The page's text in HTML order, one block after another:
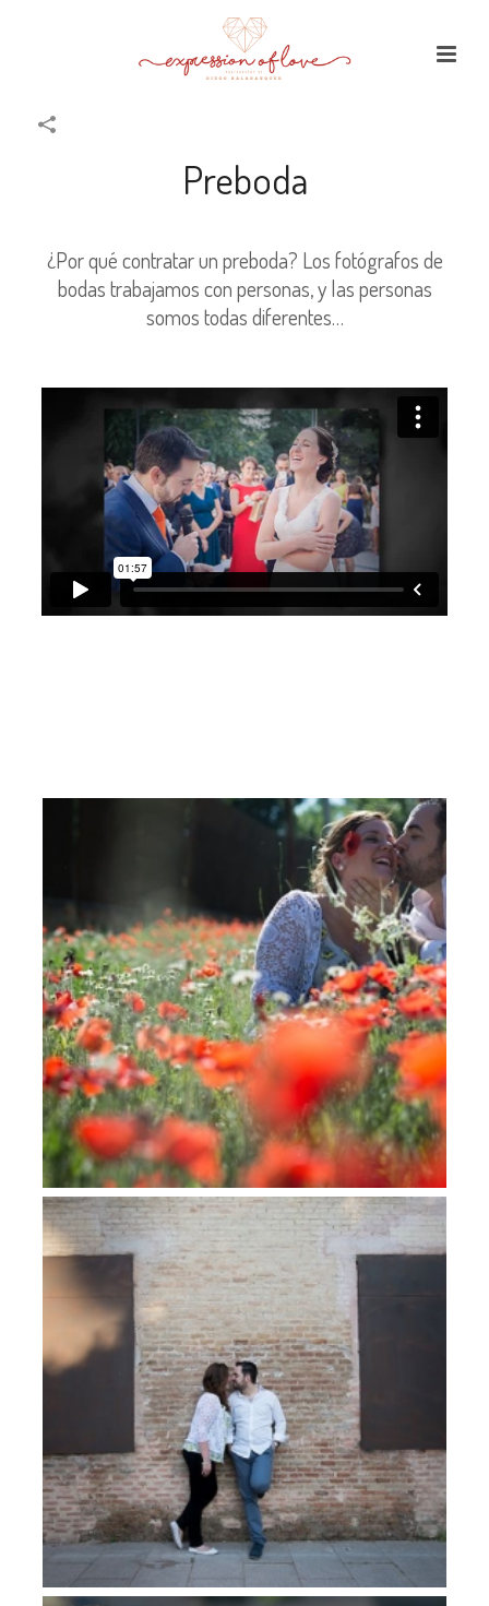
Preboda
¿Por qué contratar un preboda? Los fotógrafos de
bodas trabajamos con personas, y las personas
somos todas diferentes…